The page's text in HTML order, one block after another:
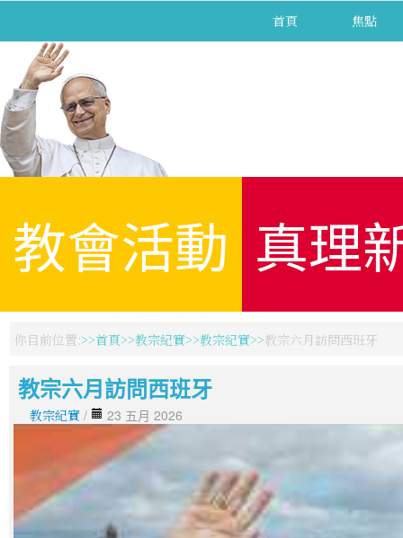
首頁 焦點
教會活動 真理
你目前位置: 首頁 教宗紀實 教宗紀實 教宗六月訪問西班牙
教宗六月訪問西班牙
教宗紀實 / 23 五月 2026